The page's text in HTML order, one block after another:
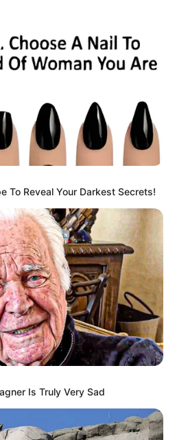
Projektes sind Affiliate-
etwas darüber gebucht oder
Unterstützung, ohne dass sich
To Reveal Your Darkest Secrets!
Is Truly Very Sad